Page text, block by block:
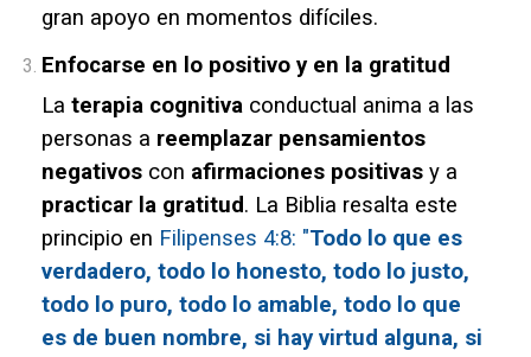
gran apoyo en momentos difíciles.
Enfocarse en lo positivo y en la gratitud
La terapia cognitiva conductual anima a las
personas a reemplazar pensamientos
negativos con afirmaciones positivas y a
practicar la gratitud. La Biblia resalta este
principio en Filipenses 4:8: "Todo lo que es
verdadero, todo lo honesto, todo lo justo,
todo lo puro, todo lo amable, todo lo que
es de buen nombre, si hay virtud alguna, si